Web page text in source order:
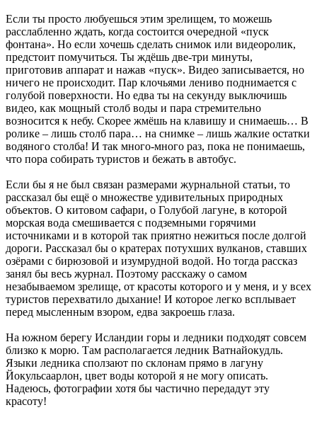
Если ты просто любуешься этим зрелищем, то можешь
расслабленно ждать, когда состоится очередной «пуск
фонтана». Но если хочешь сделать снимок или видеоролик,
предстоит помучиться. Ты ждёшь две-три минуты,
приготовив аппарат и нажав «пуск». Видео записывается, но
ничего не происходит. Пар клочьями лениво поднимается с
голубой поверхности. Но едва ты на секунду выключишь
видео, как мощный столб воды и пара стремительно
возносится к небу. Скорее жмёшь на клавишу и снимаешь… В
ролике – лишь столб пара… на снимке – лишь жалкие остатки
водяного столба! И так много-много раз, пока не понимаешь,
что пора собирать туристов и бежать в автобус.
Если бы я не был связан размерами журнальной статьи, то
рассказал бы ещё о множестве удивительных природных
объектов. О китовом сафари, о Голубой лагуне, в которой
морская вода смешивается с подземными горячими
источниками и в которой так приятно нежиться после долгой
дороги. Рассказал бы о кратерах потухших вулканов, ставших
озёрами с бирюзовой и изумрудной водой. Но тогда рассказ
занял бы весь журнал. Поэтому расскажу о самом
незабываемом зрелище, от красоты которого и у меня, и у всех
туристов перехватило дыхание! И которое легко всплывает
перед мысленным взором, едва закроешь глаза.
На южном берегу Исландии горы и ледники подходят совсем
близко к морю. Там располагается ледник Ватнайокудль.
Языки ледника сползают по склонам прямо в лагуну
Йокульсаарлон, цвет воды которой я не могу описать.
Надеюсь, фотографии хотя бы частично передадут эту
красоту!